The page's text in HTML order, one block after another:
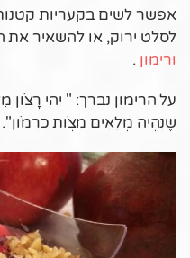
אפשר לשים בקעריות קטנות
לסלט ירוק, או להשאיר את
ורימון .
על הרימון נברך: " יהי רָצֹון
שֶנִהְיה מְלֵאִים מִצְֹות כרִמֹון".